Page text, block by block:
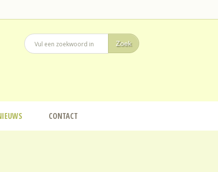
CONTACT